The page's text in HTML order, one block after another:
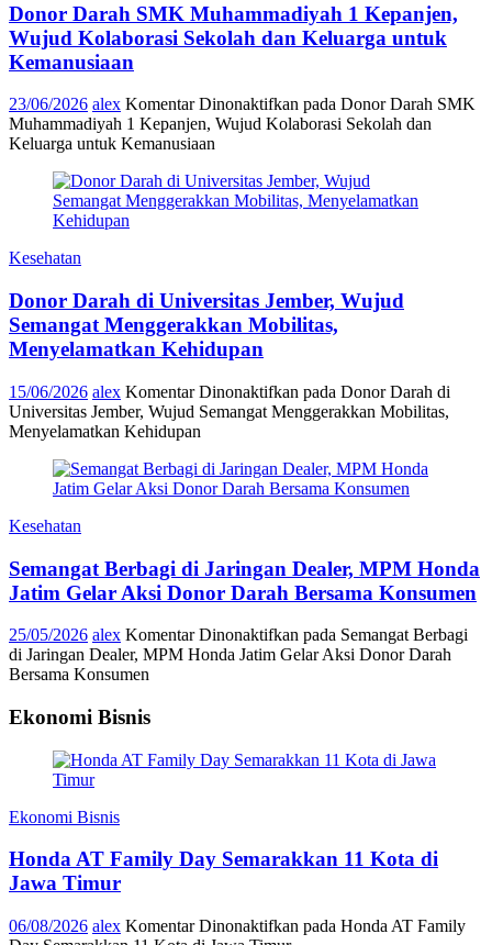
Donor Darah SMK Muhammadiyah 1 Kepanjen,
Wujud Kolaborasi Sekolah dan Keluarga untuk
Kemanusiaan
23/06/2026 alex Komentar Dinonaktifkan pada Donor Darah SMK
Muhammadiyah 1 Kepanjen, Wujud Kolaborasi Sekolah dan
Keluarga untuk Kemanusiaan
Kesehatan
Donor Darah di Universitas Jember, Wujud
Semangat Menggerakkan Mobilitas,
Menyelamatkan Kehidupan
15/06/2026 alex Komentar Dinonaktifkan pada Donor Darah di
Universitas Jember, Wujud Semangat Menggerakkan Mobilitas,
Menyelamatkan Kehidupan
Kesehatan
Semangat Berbagi di Jaringan Dealer, MPM Honda
Jatim Gelar Aksi Donor Darah Bersama Konsumen
25/05/2026 alex Komentar Dinonaktifkan pada Semangat Berbagi
di Jaringan Dealer, MPM Honda Jatim Gelar Aksi Donor Darah
Bersama Konsumen
Ekonomi Bisnis
Ekonomi Bisnis
Honda AT Family Day Semarakkan 11 Kota di
Jawa Timur
06/08/2026 alex Komentar Dinonaktifkan pada Honda AT Family